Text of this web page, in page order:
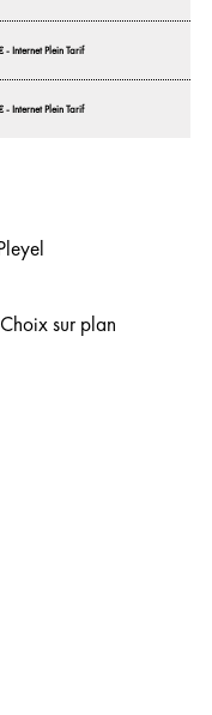
Internet Plein Tarif
Internet Plein Tarif
Choix sur plan